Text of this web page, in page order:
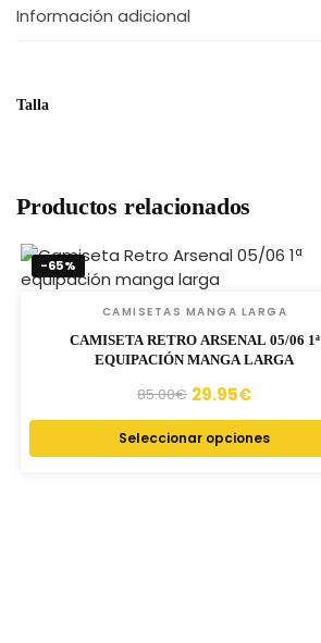
Información adicional
Talla
Productos relacionados
-65%
CAMISETAS MANGA LARGA
CAMISETA RETRO ARSENAL 05/06 1ª
EQUIPACIÓN MANGA LARGA
85.00€ 29.95€
Seleccionar opciones